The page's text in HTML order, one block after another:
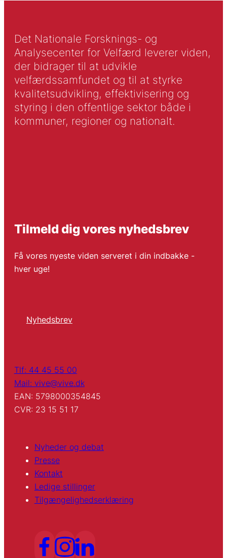
Det Nationale Forsknings- og
Analysecenter for Velfærd leverer viden,
der bidrager til at udvikle
velfærdssamfundet og til at styrke
kvalitetsudvikling, effektivisering og
styring i den offentlige sektor både i
kommuner, regioner og nationalt.
Tilmeld dig vores nyhedsbrev
Få vores nyeste viden serveret i din indbakke -
hver uge!
Nyhedsbrev
Tlf: 44 45 55 00
Mail: vive@vive.dk
EAN: 5798000354845
CVR: 23 15 51 17
Nyheder og debat
Presse
Kontakt
Ledige stillinger
Tilgængelighedserklæring